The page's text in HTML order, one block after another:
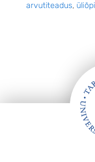
arvutiteadus,